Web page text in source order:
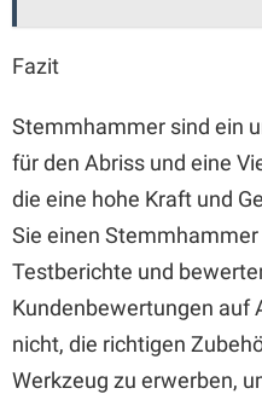
Fazit
Stemmhammer sind ein
für den Abriss und eine
die eine hohe Kraft und
Sie einen
Testberichte und
Kundenbewertungen auf
nicht, die richtigen
Werkzeug zu erwerben,